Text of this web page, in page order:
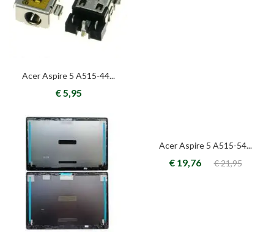
Acer Aspire 5 A515-44...
€ 5,95
Acer Aspire 5 A515-54...
€ 19,76 € 21,95